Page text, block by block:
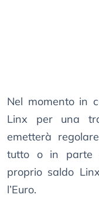
Nel momento in
Linx per una
emetterà
tutto o in parte
proprio saldo
l’Euro.